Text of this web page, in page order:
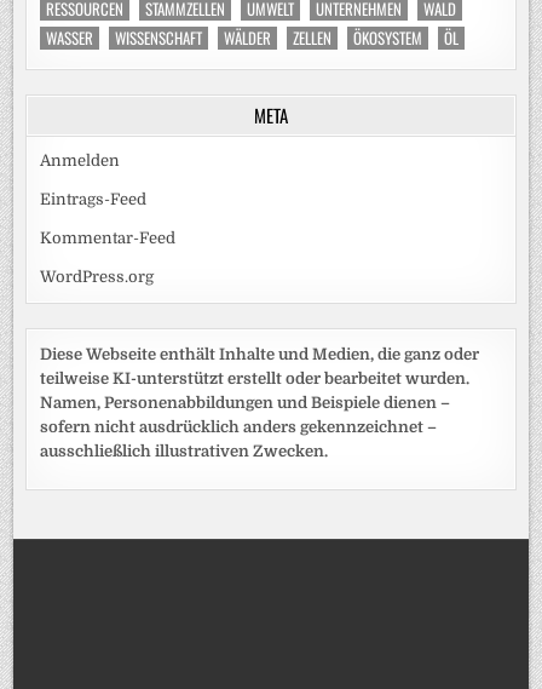
RESSOURCEN
STAMMZELLEN UMWELT UNTERNEHMEN
WALD
WASSER
WISSENSCHAFT WÄLDER ZELLEN ÖKOSYSTEM ÖL
META
Anmelden
Eintrags-Feed
Kommentar-Feed
WordPress.org
Diese Webseite enthält Inhalte und Medien, die ganz oder
teilweise KI-unterstützt erstellt oder bearbeitet wurden.
Namen, Personenabbildungen und Beispiele dienen –
sofern nicht ausdrücklich anders gekennzeichnet –
ausschließlich illustrativen Zwecken.